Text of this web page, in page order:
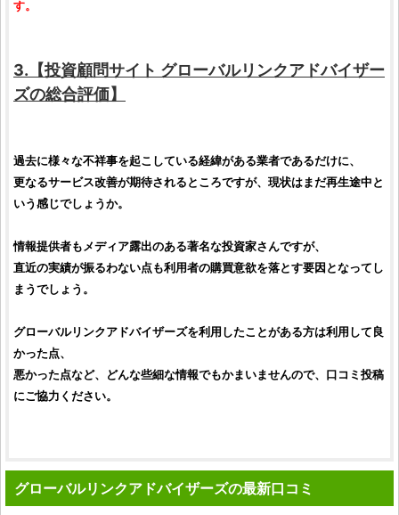
す。
3.【投資顧問サイト グローバルリンクアドバイザー
ズの総合評価】
過去に様々な不祥事を起こしている経緯がある業者であるだけに、
更なるサービス改善が期待されるところですが、現状はまだ再生途中と
いう感じでしょうか。
情報提供者もメディア露出のある著名な投資家さんですが、
直近の実績が振るわない点も利用者の購買意欲を落とす要因となってし
まうでしょう。
グローバルリンクアドバイザーズを利用したことがある方は利用して良
かった点、
悪かった点など、どんな些細な情報でもかまいませんので、 口コミ投稿
にご協力ください。
グローバルリンクアドバイザーズの最新口コミ